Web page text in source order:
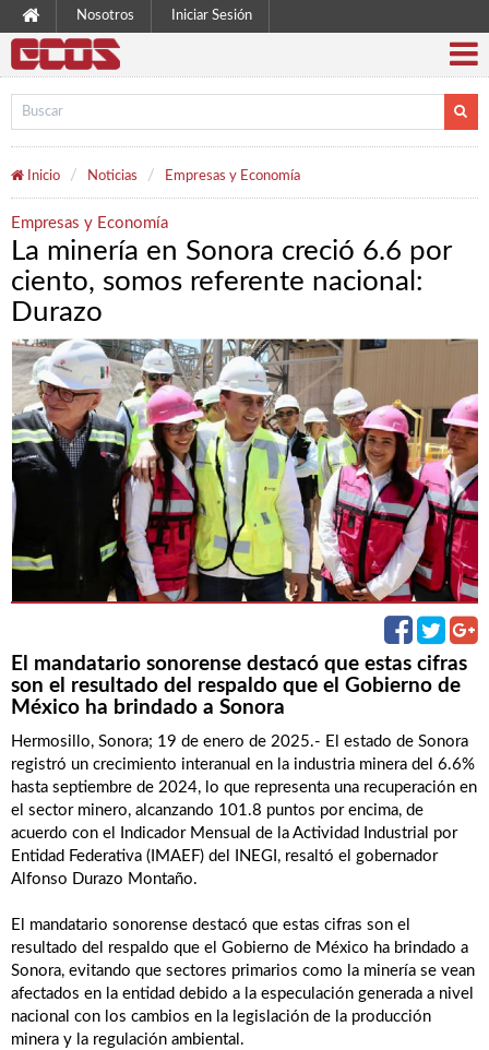
Nosotros Iniciar Sesión
Inicio Noticias Empresas y Economía
Empresas y Economía
La minería en Sonora creció 6.6 por
ciento, somos referente nacional:
Durazo
El mandatario sonorense destacó que estas cifras
son el resultado del respaldo que el Gobierno de
México ha brindado a Sonora
Hermosillo, Sonora; 19 de enero de 2025.- El estado de Sonora
registró un crecimiento interanual en la industria minera del 6.6%
hasta septiembre de 2024, lo que representa una recuperación en
el sector minero, alcanzando 101.8 puntos por encima, de
acuerdo con el Indicador Mensual de la Actividad Industrial por
Entidad Federativa (IMAEF) del INEGI, resaltó el gobernador
Alfonso Durazo Montaño.
El mandatario sonorense destacó que estas cifras son el
resultado del respaldo que el Gobierno de México ha brindado a
Sonora, evitando que sectores primarios como la minería se vean
afectados en la entidad debido a la especulación generada a nivel
nacional con los cambios en la legislación de la producción
minera y la regulación ambiental.